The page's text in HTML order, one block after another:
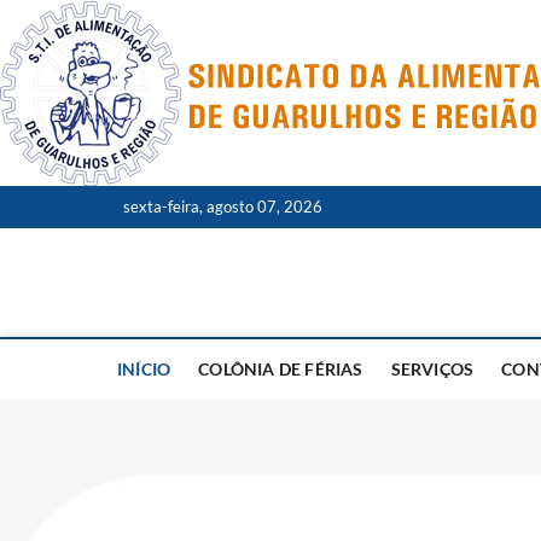
to
content
sexta-feira, agosto 07, 2026
INÍCIO COLÔNIA DE FÉRIAS SERVIÇOS